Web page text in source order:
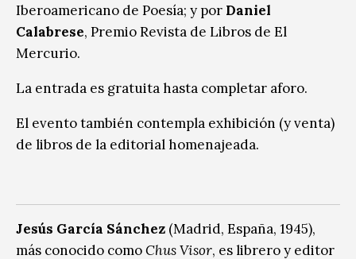
Iberoamericano de Poesía; y por Daniel
Calabrese, Premio Revista de Libros de El
Mercurio.
La entrada es gratuita hasta completar aforo.
El evento también contempla exhibición (y venta)
de libros de la editorial homenajeada.
Jesús García Sánchez (Madrid, España, 1945),
más conocido comoChus Visor, es librero y editor